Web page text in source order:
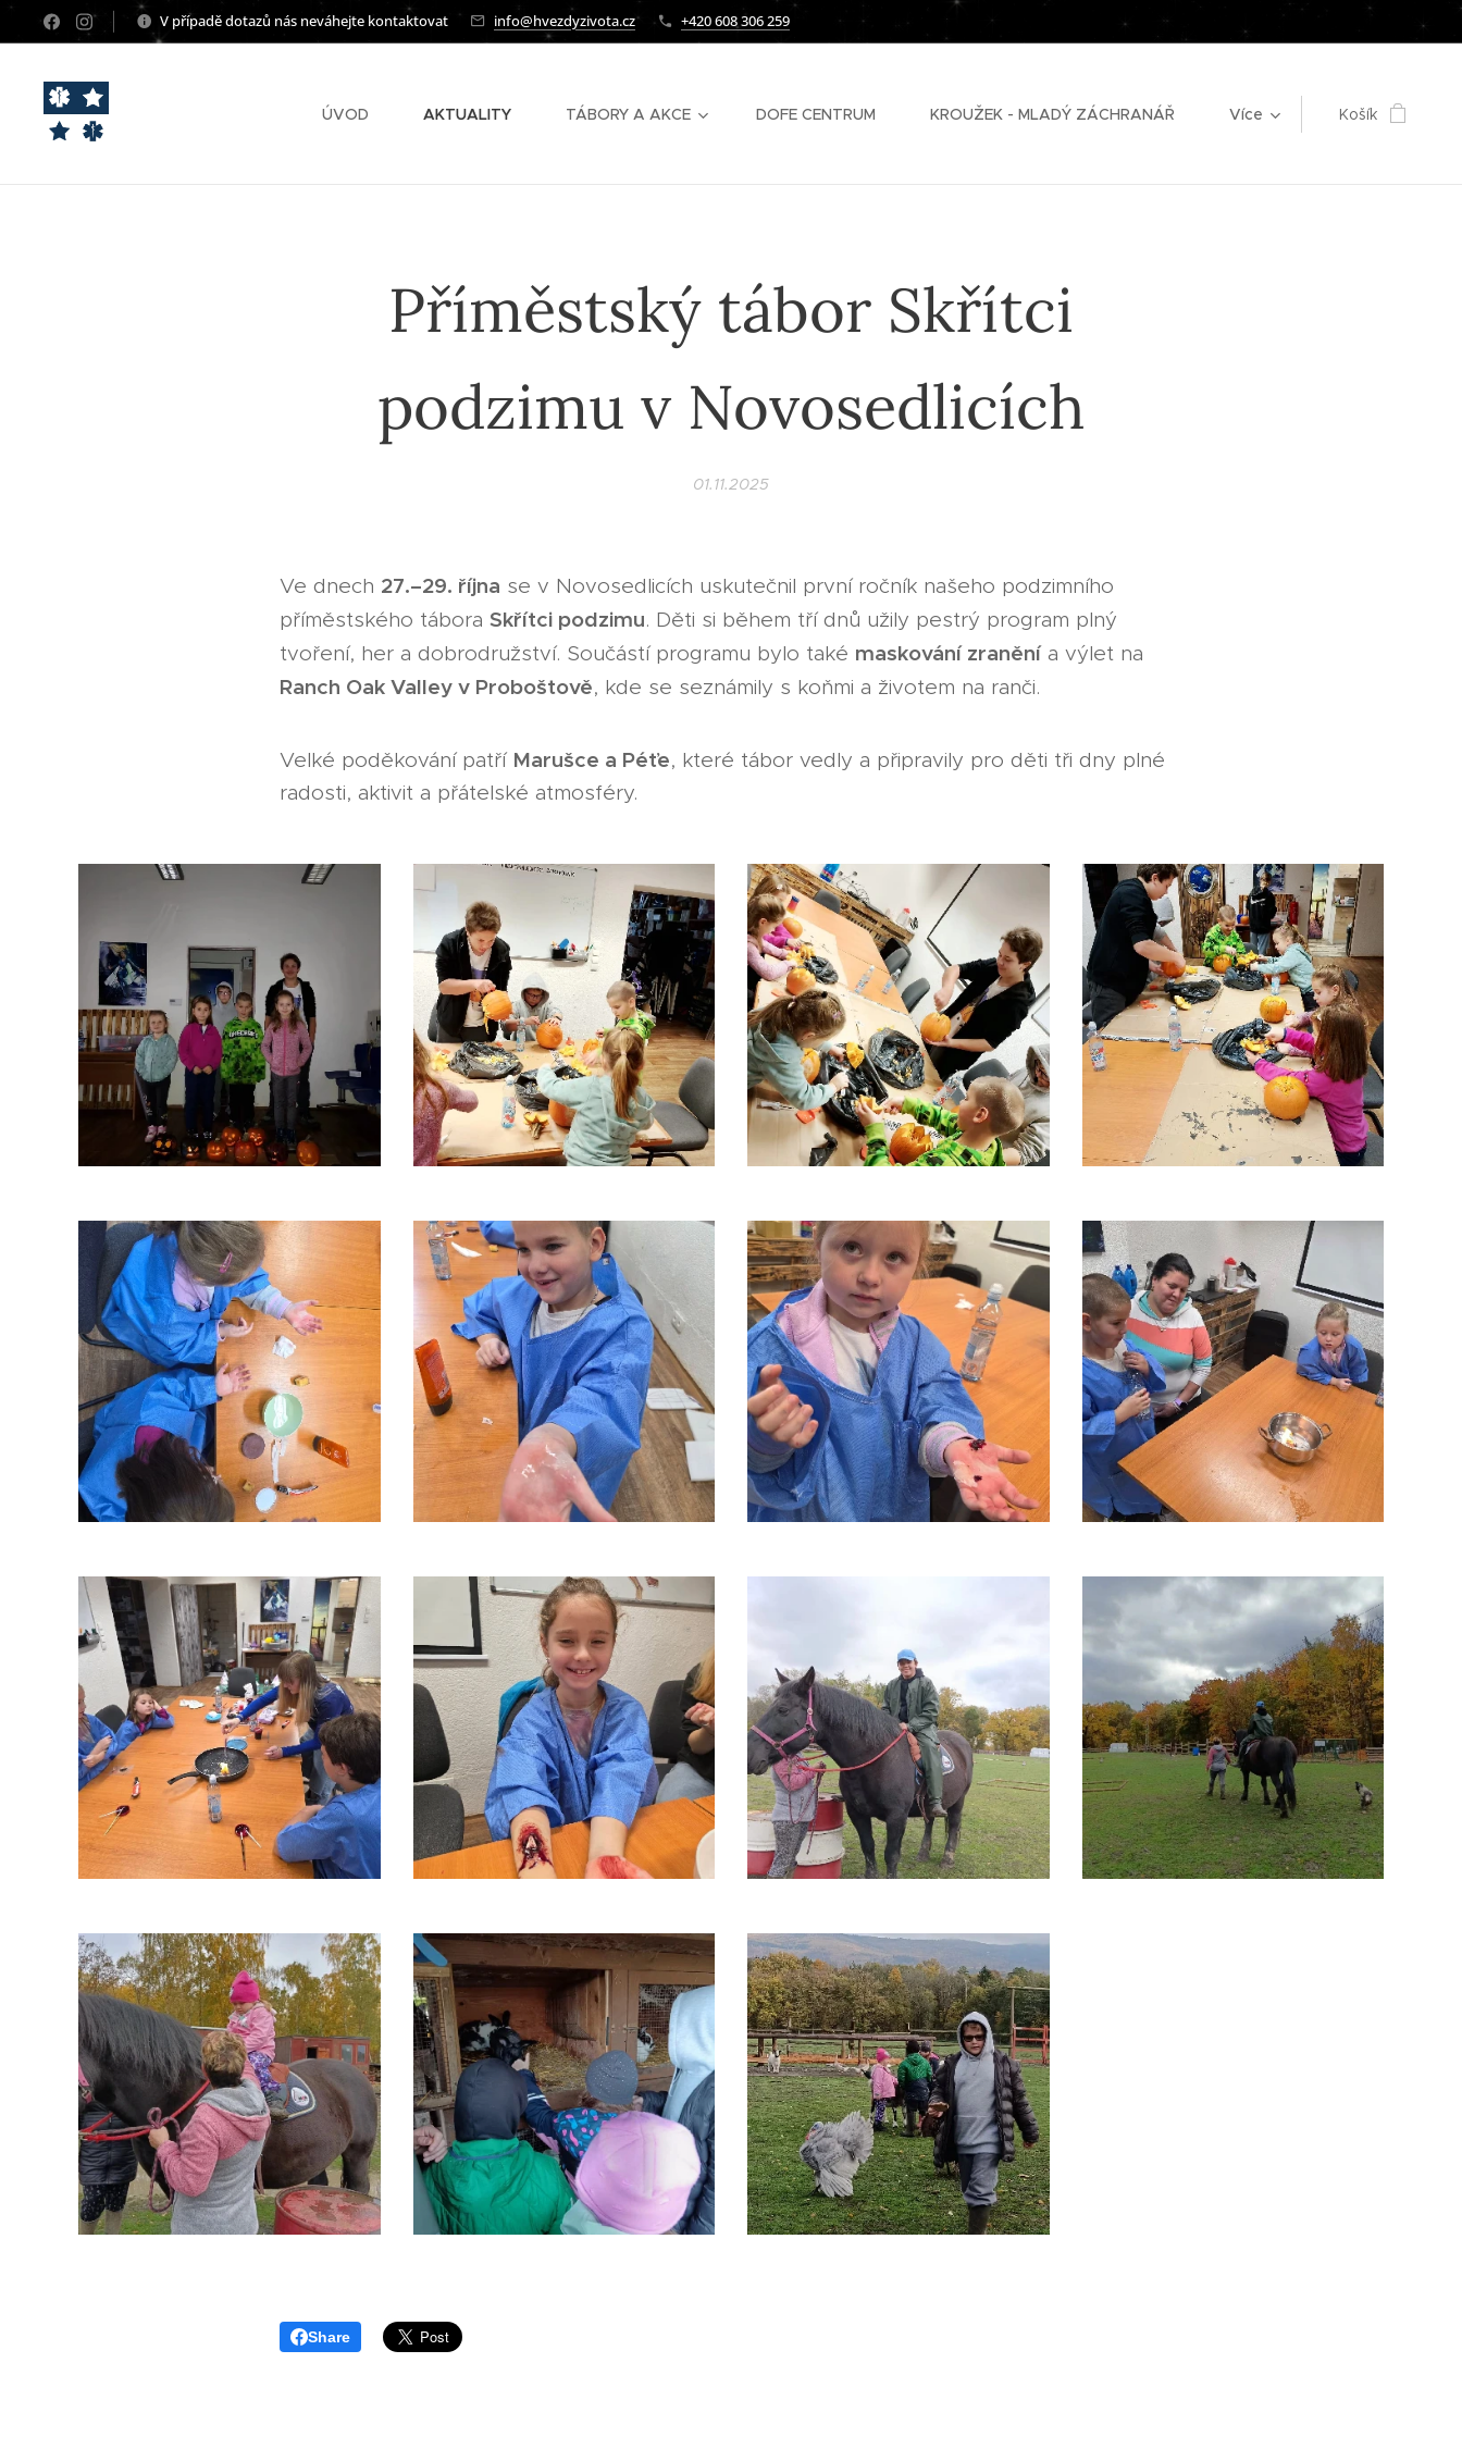
V případě dotazů nás neváhejte kontaktovat info@hvezdyzivota.cz +420 608 306 259
ÚVOD AKTUALITY TÁBORY A AKCE DOFE CENTRUM KROUŽEK - MLADÝ ZÁCHRANÁŘ Více Košík
Příměstský tábor Skřítci
podzimu v Novosedlicích
01.11.2025
Ve dnech 27.–29. října se v Novosedlicích uskutečnil první ročník našeho podzimního
příměstského tábora Skřítci podzimu. Děti si během tří dnů užily pestrý program plný
tvoření, her a dobrodružství. Součástí programu bylo také maskování zraněnía výlet na
Ranch Oak Valley v Proboštově, kde se seznámily s koňmi a životem na ranči.
Velké poděkování patří Marušce a Péťe, které tábor vedly a připravily pro děti tři dny plné
radosti, aktivit a přátelské atmosféry.
Share